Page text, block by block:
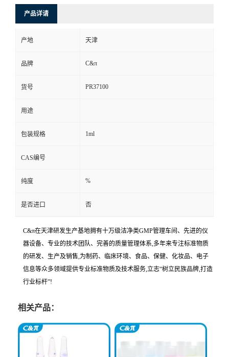
产品详请
产地 天津
品牌 C&π
货号 PR37100
用途
包装规格 1ml
CAS编号
纯度 %
是否进口 否
C&π在天津研发生产基地拥有十万级洁净类GMP管理车间、先进的仪
器设备、专业的技术团队、完善的质量管理体系,多年来专注标准物质
的研发、生产及销售,为制药、临床环境、食品、保健、化妆品、电子
信息等众多领域提供专业标准物质及技术服务,立志“树立民族品牌,打造
行业标杆”!
相关产品：